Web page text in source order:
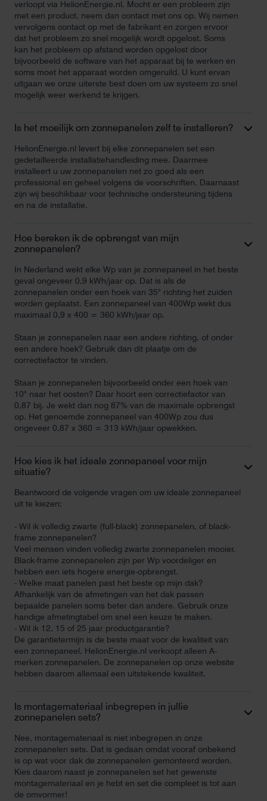
verloopt via HelionEnergie.nl. Mocht er een probleem zijn
met een product, neem dan contact met ons op. Wij nemen
vervolgens contact op met de fabrikant en zorgen ervoor
dat het probleem zo snel mogelijk wordt opgelost. Soms
kan het probleem op afstand worden opgelost door
bijvoorbeeld de software van het apparaat bij te werken en
soms moet het apparaat worden omgeruild. U kunt ervan
uitgaan we onze uiterste best doen om uw systeem zo snel
mogelijk weer werkend te krijgen.
Is het moeilijk om zonnepanelen zelf te installeren?
HelionEnergie.nl levert bij elke zonnepanelen set een
gedetailleerde installatiehandleiding mee. Daarmee
installeert u uw zonnepanelen net zo goed als een
professional en geheel volgens de voorschriften. Daarnaast
zijn wij beschikbaar voor technische ondersteuning tijdens
en na de installatie.
Hoe bereken ik de opbrengst van mijn
zonnepanelen?
In Nederland wekt elke Wp van je zonnepaneel in het beste
geval ongeveer 0,9 kWh/jaar op. Dat is als de
zonnepanelen onder een hoek van 35° richting het zuiden
worden geplaatst. Een zonnepaneel van 400Wp wekt dus
maximaal 0,9 x 400 = 360 kWh/jaar op.
Staan je zonnepanelen naar een andere richting, of onder
een andere hoek? Gebruik dan dit plaatje om de
correctiefactor te vinden.
Staan je zonnepanelen bijvoorbeeld onder een hoek van
10° naar het oosten? Daar hoort een correctiefactor van
0,87 bij. Je wekt dan nog 87% van de maximale opbrengst
op. Het genoemde zonnepaneel van 400Wp zou dus
ongeveer 0,87 x 360 = 313 kWh/jaar opwekken.
Hoe kies ik het ideale zonnepaneel voor mijn
situatie?
Beantwoord de volgende vragen om uw ideale zonnepaneel
uit te kiezen:
- Wil ik volledig zwarte (full-black) zonnepanelen, of black-
frame zonnepanelen?
Veel mensen vinden volledig zwarte zonnepanelen mooier.
Black-frame zonnepanelen zijn per Wp voordeliger en
hebben een iets hogere energie-opbrengst.
- Welke maat panelen past het beste op mijn dak?
Afhankelijk van de afmetingen van het dak passen
bepaalde panelen soms beter dan andere. Gebruik onze
handige afmetingtabel om snel een keuze te maken.
- Wil ik 12, 15 of 25 jaar productgarantie?
De garantietermijn is de beste maat voor de kwaliteit van
een zonnepaneel. HelionEnergie.nl verkoopt alleen A-
merken zonnepanelen. De zonnepanelen op onze website
hebben daarom allemaal een uitstekende kwaliteit.
Is montagemateriaal inbegrepen in jullie
zonnepanelen sets?
Nee, montagemateriaal is niet inbegrepen in onze
zonnepanelen sets. Dat is gedaan omdat vooraf onbekend
is op wat voor dak de zonnepanelen gemonteerd worden.
Kies daarom naast je zonnepanelen set het gewenste
montagemateriaal en je hebt en set die compleet is tot aan
de omvormer!